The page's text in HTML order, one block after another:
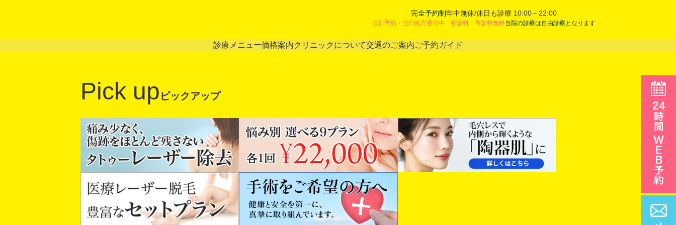
完全予約制年中無休/休日も診療 10:00～22:00
当日予約・当日処方受付中 初診料・再診料無料当院の診療は自由診療となります
診療メニュー価格案内クリニックについて交通のご案内ご予約ガイド
Pick up ピックアップ